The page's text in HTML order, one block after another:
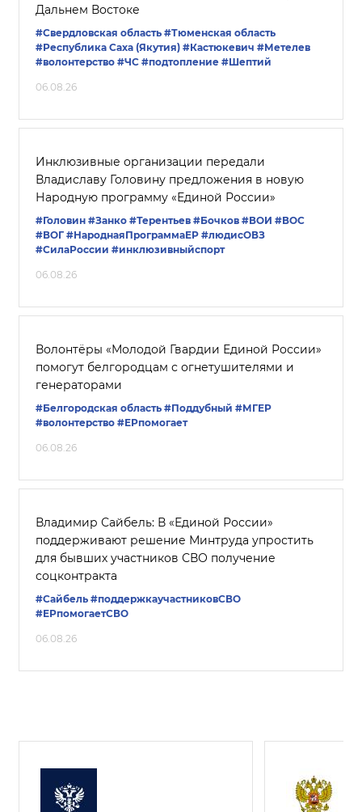
Дальнем Востоке
#Свердловская область #Тюменская область
#Республика Саха (Якутия) #Кастюкевич #Метелев
#волонтерство #ЧС #подтопление #Шептий
06.08.26
Инклюзивные организации передали
Владиславу Головину предложения в новую
Народную программу «Единой России»
#Головин #Занко #Терентьев #Бочков #ВОИ #ВОС
#ВОГ #НароднаяПрограммаЕР #людисОВЗ
#СилаРоссии #инклюзивныйспорт
06.08.26
Волонтёры «Молодой Гвардии Единой России»
помогут белгородцам с огнетушителями и
генераторами
#Белгородская область #Поддубный #‎МГЕР‬
#волонтерство #ЕРпомогает
06.08.26
Владимир Сайбель: В «Единой России»
поддерживают решение Минтруда упростить
для бывших участников СВО получение
соцконтракта
#Сайбель #поддержкаучастниковСВО
#ЕРпомогаетСВО
06.08.26